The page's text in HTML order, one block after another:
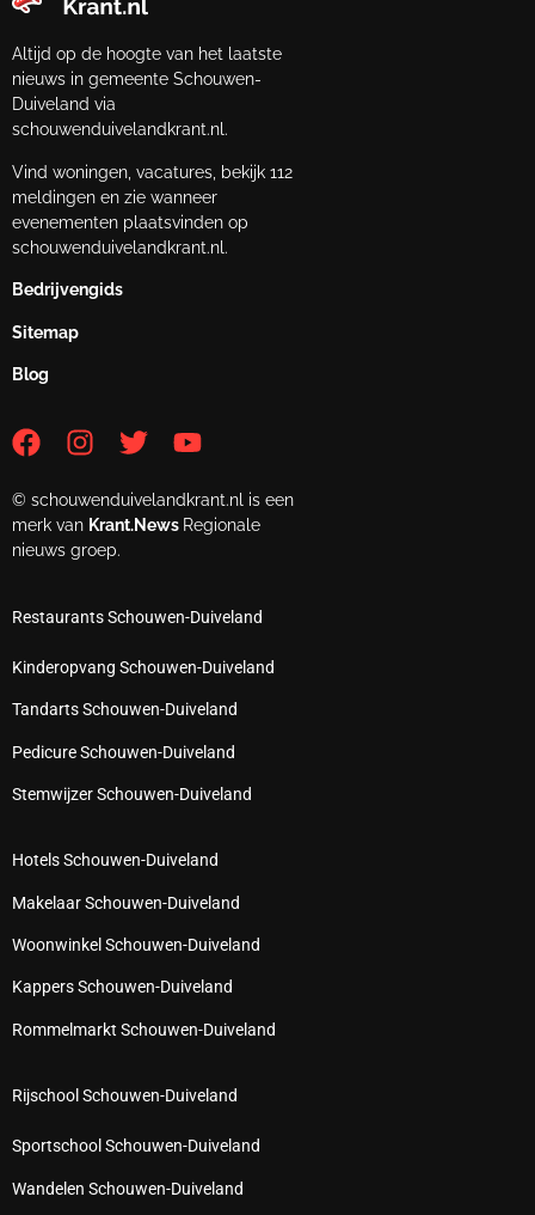
Altijd op de hoogte van het laatste
nieuws in gemeente Schouwen-
Duiveland via
schouwenduivelandkrant.nl.
Vind woningen, vacatures, bekijk 112
meldingen en zie wanneer
evenementen plaatsvinden op
schouwenduivelandkrant.nl.
Bedrijvengids
Sitemap
Blog
© schouwenduivelandkrant.nl is een
merk van Krant.News Regionale
nieuws groep.
Restaurants Schouwen-Duiveland
Kinderopvang Schouwen-Duiveland
Tandarts Schouwen-Duiveland
Pedicure Schouwen-Duiveland
Stemwijzer Schouwen-Duiveland
Hotels Schouwen-Duiveland
Makelaar Schouwen-Duiveland
Woonwinkel Schouwen-Duiveland
Kappers Schouwen-Duiveland
Rommelmarkt Schouwen-Duiveland
Rijschool Schouwen-Duiveland
Sportschool Schouwen-Duiveland
Wandelen Schouwen-Duiveland